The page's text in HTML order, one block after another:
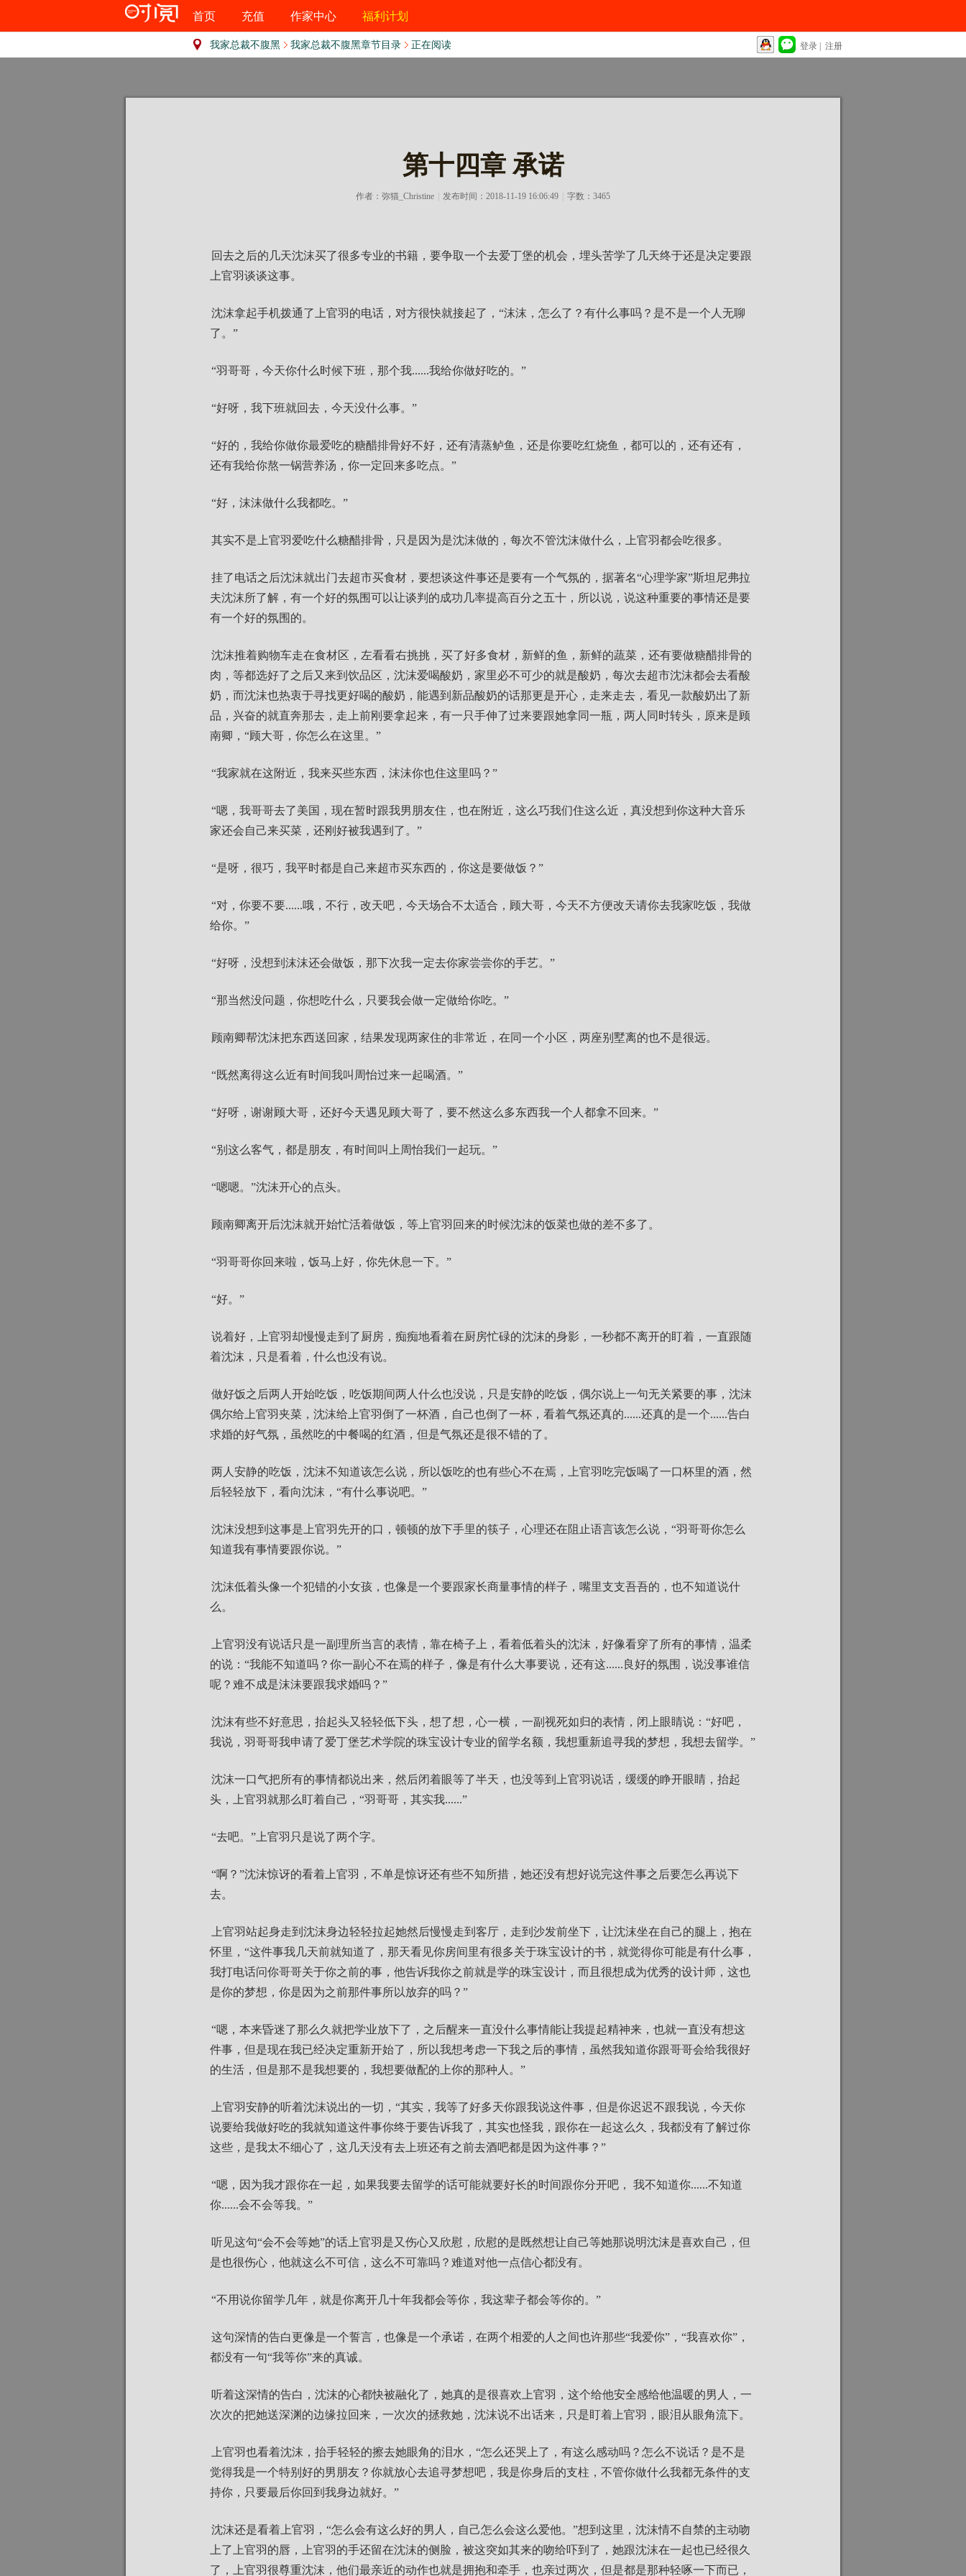
首页 充值 作家中心 福利计划
登录 注册
我家总裁不腹黑 我家总裁不腹黑章节目录 正在阅读
第十四章 承诺
作者： 弥猫_Christine 发布时间：2018-11-19 16:06:49 字数：3465
回去之后的几天沈沫买了很多专业的书籍，要争取一个去爱丁堡的机会，埋头苦学了几天终于还是决定要跟
上官羽谈谈这事。
沈沫拿起手机拨通了上官羽的电话，对方很快就接起了，“沫沫，怎么了？有什么事吗？是不是一个人无聊
了。”
“羽哥哥，今天你什么时候下班，那个我......我给你做好吃的。”
“好呀，我下班就回去，今天没什么事。”
“好的，我给你做你最爱吃的糖醋排骨好不好，还有清蒸鲈鱼，还是你要吃红烧鱼，都可以的，还有还有，
还有我给你熬一锅营养汤，你一定回来多吃点。”
“好，沫沫做什么我都吃。”
其实不是上官羽爱吃什么糖醋排骨，只是因为是沈沫做的，每次不管沈沫做什么，上官羽都会吃很多。
挂了电话之后沈沫就出门去超市买食材，要想谈这件事还是要有一个气氛的，据著名“心理学家”斯坦尼弗拉
夫沈沫所了解，有一个好的氛围可以让谈判的成功几率提高百分之五十，所以说，说这种重要的事情还是要
有一个好的氛围的。
沈沫推着购物车走在食材区，左看看右挑挑，买了好多食材，新鲜的鱼，新鲜的蔬菜，还有要做糖醋排骨的
肉，等都选好了之后又来到饮品区，沈沫爱喝酸奶，家里必不可少的就是酸奶，每次去超市沈沫都会去看酸
奶，而沈沫也热衷于寻找更好喝的酸奶，能遇到新品酸奶的话那更是开心，走来走去，看见一款酸奶出了新
品，兴奋的就直奔那去，走上前刚要拿起来，有一只手伸了过来要跟她拿同一瓶，两人同时转头，原来是顾
南卿，“顾大哥，你怎么在这里。”
“我家就在这附近，我来买些东西，沫沫你也住这里吗？”
“嗯，我哥哥去了美国，现在暂时跟我男朋友住，也在附近，这么巧我们住这么近，真没想到你这种大音乐
家还会自己来买菜，还刚好被我遇到了。”
“是呀，很巧，我平时都是自己来超市买东西的，你这是要做饭？”
“对，你要不要......哦，不行，改天吧，今天场合不太适合，顾大哥，今天不方便改天请你去我家吃饭，我做
给你。”
“好呀，没想到沫沫还会做饭，那下次我一定去你家尝尝你的手艺。”
“那当然没问题，你想吃什么，只要我会做一定做给你吃。”
顾南卿帮沈沫把东西送回家，结果发现两家住的非常近，在同一个小区，两座别墅离的也不是很远。
“既然离得这么近有时间我叫周怡过来一起喝酒。”
“好呀，谢谢顾大哥，还好今天遇见顾大哥了，要不然这么多东西我一个人都拿不回来。”
“别这么客气，都是朋友，有时间叫上周怡我们一起玩。”
“嗯嗯。”沈沫开心的点头。
顾南卿离开后沈沫就开始忙活着做饭，等上官羽回来的时候沈沫的饭菜也做的差不多了。
“羽哥哥你回来啦，饭马上好，你先休息一下。”
“好。”
说着好，上官羽却慢慢走到了厨房，痴痴地看着在厨房忙碌的沈沫的身影，一秒都不离开的盯着，一直跟随
着沈沫，只是看着，什么也没有说。
做好饭之后两人开始吃饭，吃饭期间两人什么也没说，只是安静的吃饭，偶尔说上一句无关紧要的事，沈沫
偶尔给上官羽夹菜，沈沫给上官羽倒了一杯酒，自己也倒了一杯，看着气氛还真的......还真的是一个......告白
求婚的好气氛，虽然吃的中餐喝的红酒，但是气氛还是很不错的了。
两人安静的吃饭，沈沫不知道该怎么说，所以饭吃的也有些心不在焉，上官羽吃完饭喝了一口杯里的酒，然
后轻轻放下，看向沈沫，“有什么事说吧。”
沈沫没想到这事是上官羽先开的口，顿顿的放下手里的筷子，心理还在阻止语言该怎么说，“羽哥哥你怎么
知道我有事情要跟你说。”
沈沫低着头像一个犯错的小女孩，也像是一个要跟家长商量事情的样子，嘴里支支吾吾的，也不知道说什
么。
上官羽没有说话只是一副理所当言的表情，靠在椅子上，看着低着头的沈沫，好像看穿了所有的事情，温柔
的说：“我能不知道吗？你一副心不在焉的样子，像是有什么大事要说，还有这......良好的氛围，说没事谁信
呢？难不成是沫沫要跟我求婚吗？”
沈沫有些不好意思，抬起头又轻轻低下头，想了想，心一横，一副视死如归的表情，闭上眼睛说：“好吧，
我说，羽哥哥我申请了爱丁堡艺术学院的珠宝设计专业的留学名额，我想重新追寻我的梦想，我想去留学。”
沈沫一口气把所有的事情都说出来，然后闭着眼等了半天，也没等到上官羽说话，缓缓的睁开眼睛，抬起
头，上官羽就那么盯着自己，“羽哥哥，其实我......”
“去吧。”上官羽只是说了两个字。
“啊？”沈沫惊讶的看着上官羽，不单是惊讶还有些不知所措，她还没有想好说完这件事之后要怎么再说下
去。
上官羽站起身走到沈沫身边轻轻拉起她然后慢慢走到客厅，走到沙发前坐下，让沈沫坐在自己的腿上，抱在
怀里，“这件事我几天前就知道了，那天看见你房间里有很多关于珠宝设计的书，就觉得你可能是有什么事，
我打电话问你哥哥关于你之前的事，他告诉我你之前就是学的珠宝设计，而且很想成为优秀的设计师，这也
是你的梦想，你是因为之前那件事所以放弃的吗？”
“嗯，本来昏迷了那么久就把学业放下了，之后醒来一直没什么事情能让我提起精神来，也就一直没有想这
件事，但是现在我已经决定重新开始了，所以我想考虑一下我之后的事情，虽然我知道你跟哥哥会给我很好
的生活，但是那不是我想要的，我想要做配的上你的那种人。”
上官羽安静的听着沈沫说出的一切，“其实，我等了好多天你跟我说这件事，但是你迟迟不跟我说，今天你
说要给我做好吃的我就知道这件事你终于要告诉我了，其实也怪我，跟你在一起这么久，我都没有了解过你
这些，是我太不细心了，这几天没有去上班还有之前去酒吧都是因为这件事？”
“嗯，因为我才跟你在一起，如果我要去留学的话可能就要好长的时间跟你分开吧， 我不知道你......不知道
你......会不会等我。”
听见这句“会不会等她”的话上官羽是又伤心又欣慰，欣慰的是既然想让自己等她那说明沈沫是喜欢自己，但
是也很伤心，他就这么不可信，这么不可靠吗？难道对他一点信心都没有。
“不用说你留学几年，就是你离开几十年我都会等你，我这辈子都会等你的。”
这句深情的告白更像是一个誓言，也像是一个承诺，在两个相爱的人之间也许那些“我爱你”，“我喜欢你”，
都没有一句“我等你”来的真诚。
听着这深情的告白，沈沫的心都快被融化了，她真的是很喜欢上官羽，这个给他安全感给他温暖的男人，一
次次的把她送深渊的边缘拉回来，一次次的拯救她，沈沫说不出话来，只是盯着上官羽，眼泪从眼角流下。
上官羽也看着沈沫，抬手轻轻的擦去她眼角的泪水，“怎么还哭上了，有这么感动吗？怎么不说话？是不是
觉得我是一个特别好的男朋友？你就放心去追寻梦想吧，我是你身后的支柱，不管你做什么我都无条件的支
持你，只要最后你回到我身边就好。”
沈沫还是看着上官羽，“怎么会有这么好的男人，自己怎么会这么爱他。”想到这里，沈沫情不自禁的主动吻
上了上官羽的唇，上官羽的手还留在沈沫的侧脸，被这突如其来的吻给吓到了，她跟沈沫在一起也已经很久
了，上官羽很尊重沈沫，他们最亲近的动作也就是拥抱和牵手，也亲过两次，但是都是那种轻啄一下而已，